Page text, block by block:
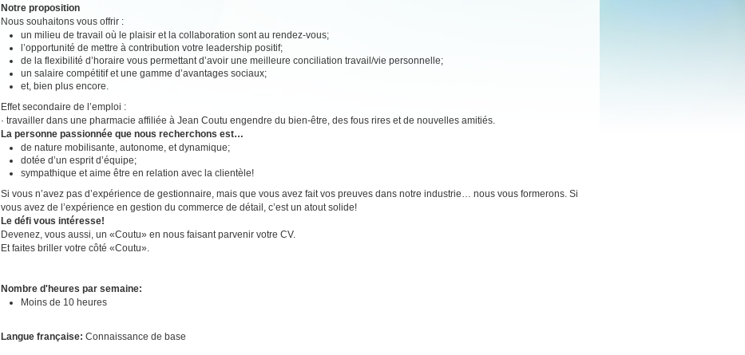
Notre proposition
Nous souhaitons vous offrir :
un milieu de travail où le plaisir et la collaboration sont au rendez-vous;
l’opportunité de mettre à contribution votre leadership positif;
de la flexibilité d’horaire vous permettant d’avoir une meilleure conciliation travail/vie personnelle;
un salaire compétitif et une gamme d’avantages sociaux;
et, bien plus encore.
Effet secondaire de l’emploi :
· travailler dans une pharmacie affiliée à Jean Coutu engendre du bien-être, des fous rires et de nouvelles amitiés.
La personne passionnée que nous recherchons est…
de nature mobilisante, autonome, et dynamique;
dotée d’un esprit d’équipe;
sympathique et aime être en relation avec la clientèle!
Si vous n’avez pas d’expérience de gestionnaire, mais que vous avez fait vos preuves dans notre industrie… nous vous formerons. Si
vous avez de l’expérience en gestion du commerce de détail, c’est un atout solide!
Le défi vous intéresse!
Devenez, vous aussi, un «Coutu» en nous faisant parvenir votre CV.
Et faites briller votre côté «Coutu».
Nombre d'heures par semaine:
Moins de 10 heures
Langue française: Connaissance de base